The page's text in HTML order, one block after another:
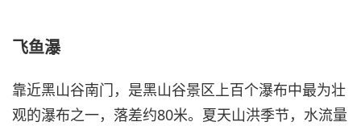
飞鱼瀑
靠近黑山谷南门，是黑山谷景区上百个瀑布中最为壮
观的瀑布之一，落差约80米。夏天山洪季节，水流量